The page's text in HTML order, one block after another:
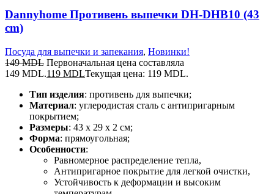
Dannyhome Противень выпечки DH-DHB10 (43
cm)
Посуда для выпечки и запекания, Новинки!
149MDL Первоначальная цена составляла
149 MDL.119 MDLТекущая цена: 119 MDL.
Тип изделия: противень для выпечки;
Материал: углеродистая сталь с антипригарным
покрытием;
Размеры: 43 x 29 x 2 см;
Форма: прямоугольная;
Особенности:
Равномерное распределение тепла,
Антипригарное покрытие для легкой очистки,
Устойчивость к деформации и высоким